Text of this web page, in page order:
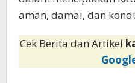
aman, damai, dan
Cek Berita dan Artikel